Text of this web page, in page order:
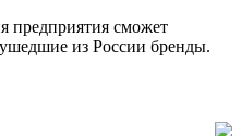
предприятия сможет
из России бренды.